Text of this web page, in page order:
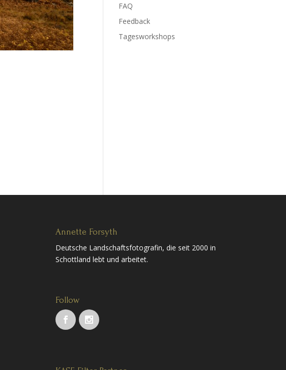
FAQ
Feedback
Tagesworkshops
Annette Forsyth
Deutsche Landschaftsfotografin, die seit 2000 in
Schottland lebt und arbeitet.
Follow